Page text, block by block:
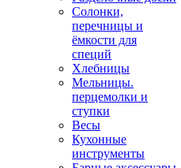
Солонки,
перечницы и
ёмкости для
специй
Хлебницы
Мельницы.
перцемолки и
ступки
Весы
Кухонные
инструменты